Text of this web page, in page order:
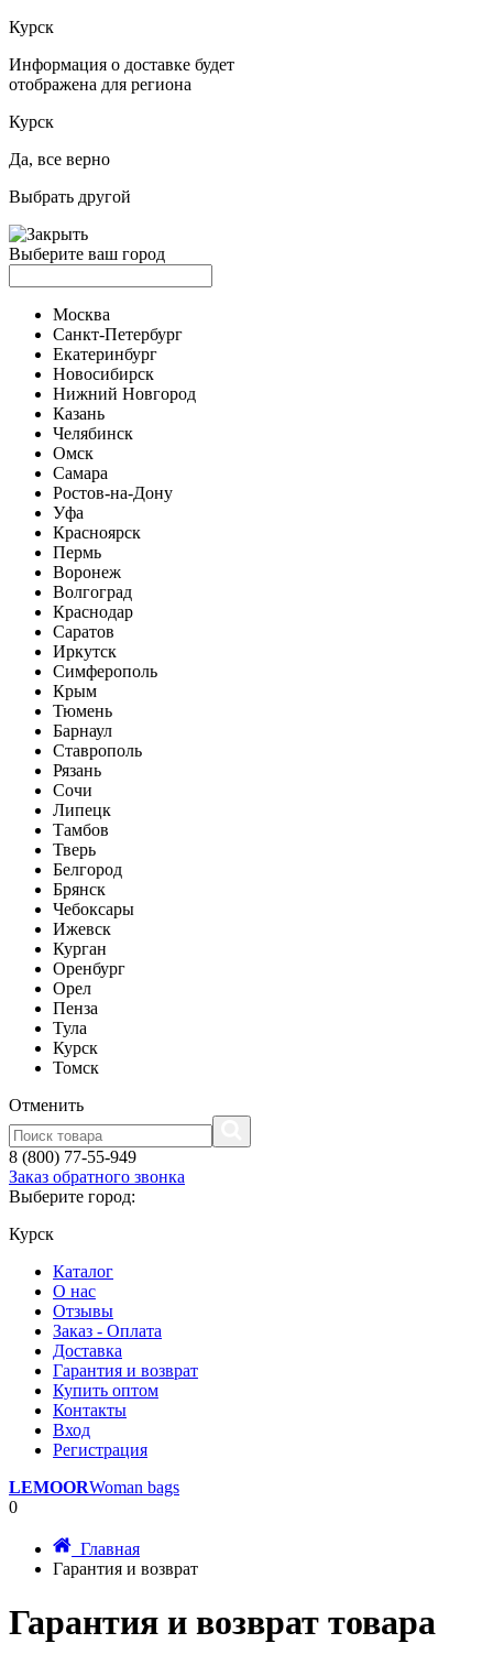
Курск
Информация о доставке будет
отображена для региона
Курск
Да, все верно
Выбрать другой
Выберите ваш город
Москва
Санкт-Петербург
Екатеринбург
Новосибирск
Нижний Новгород
Казань
Челябинск
Омск
Самара
Ростов-на-Дону
Уфа
Красноярск
Пермь
Воронеж
Волгоград
Краснодар
Саратов
Иркутск
Симферополь
Крым
Тюмень
Барнаул
Ставрополь
Рязань
Сочи
Липецк
Тамбов
Тверь
Белгород
Брянск
Чебоксары
Ижевск
Курган
Оренбург
Орел
Пенза
Тула
Курск
Томск
Отменить
8 (800) 77-55-949
Заказ обратного звонка
Выберите город:
Курск
Каталог
О нас
Отзывы
Заказ - Оплата
Доставка
Гарантия и возврат
Купить оптом
Контакты
Вход
Регистрация
LEMOORWoman bags
0
Главная
Гарантия и возврат
Гарантия и возврат товара